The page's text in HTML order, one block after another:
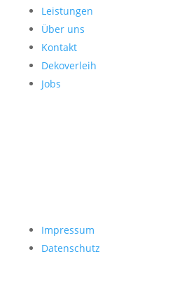
Leistungen
Über uns
Kontakt
Dekoverleih
Jobs
Impressum
Datenschutz